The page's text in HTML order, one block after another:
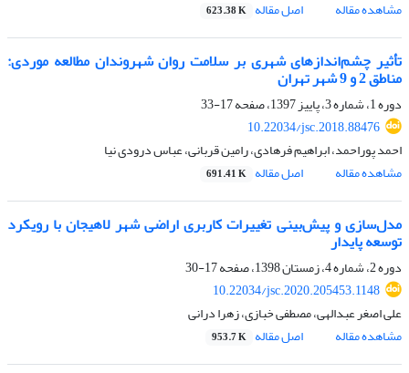
مشاهده مقاله
اصل مقاله 623.38 K
تأثیر چشم‌اندازهای شهری بر سلامت روان شهروندان مطالعه موردی:
مناطق 2 و 9 شهر تهران
دوره 1، شماره 3، پاییز 1397، صفحه
17-33
10.22034/jsc.2018.88476
احمد پوراحمد، ابراهیم فرهادی، رامین قربانی، عباس درودی نیا
مشاهده مقاله
اصل مقاله 691.41 K
مدل‌سازی و پیش‌بینی تغییرات کاربری اراضی شهر لاهیجان با رویکرد
توسعه پایدار
دوره 2، شماره 4، زمستان 1398، صفحه
17-30
10.22034/jsc.2020.205453.1148
علی اصغر عبدالهی، مصطفی خبازی، زهرا درانی
مشاهده مقاله
اصل مقاله 953.7 K